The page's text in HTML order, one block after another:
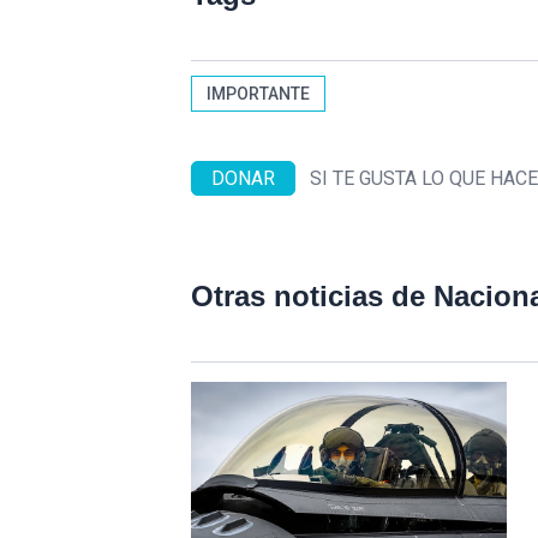
IMPORTANTE
DONAR SI TE GUSTA LO QUE
Otras noticias de